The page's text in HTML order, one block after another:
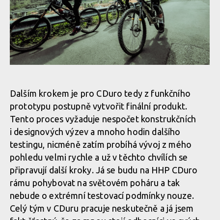
Vojta Bláha přibližuje vývoj a testování highpivot prototypu
CDuro HHP
Vojta Bláha přibližuje vývoj a testování highpivot prototypu
CDuro HHP
Dalším krokem je pro CDuro tedy z funkčního
prototypu postupně vytvořit finální produkt.
Tento proces vyžaduje nespočet konstrukčních
i designových výzev a mnoho hodin dalšího
testingu, nicméně zatím probíhá vývoj z mého
pohledu velmi rychle a už v těchto chvílích se
připravují další kroky. Já se budu na HHP CDuro
rámu pohybovat na světovém poháru a tak
nebude o extrémní testovací podmínky nouze.
Celý tým v CDuru pracuje neskutečně a já jsem